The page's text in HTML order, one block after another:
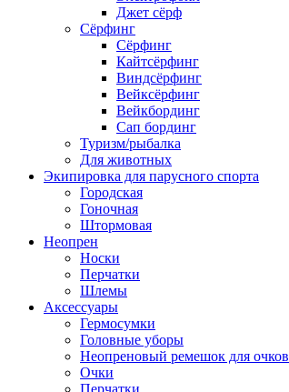
Джет сёрф
Сёрфинг
Сёрфинг
Кайтсёрфинг
Виндсёрфинг
Вейксёрфинг
Вейкбординг
Сап бординг
Туризм/рыбалка
Для животных
Экипировка для парусного спорта
Городская
Гоночная
Штормовая
Неопрен
Носки
Перчатки
Шлемы
Аксессуары
Гермосумки
Головные уборы
Неопреновый ремешок для очков
Очки
Перчатки